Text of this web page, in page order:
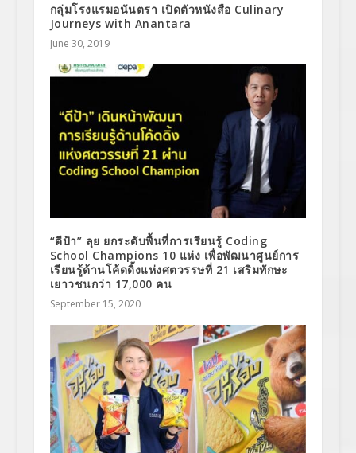
กลุ่มโรงแรมอนันตรา เปิดตัวหนังสือ Culinary
Journeys with Anantara
June 30, 2019
“ดีป้า” ลุย ยกระดับพื้นที่การเรียนรู้ Coding
School Champions 10 แห่ง เพื่อพัฒนาศูนย์การ
เรียนรู้ด้านโค้ดดิ้งแห่งศตวรรษที่ 21 เสริมทักษะ
เยาวชนกว่า 17,000 คน
September 15, 2020